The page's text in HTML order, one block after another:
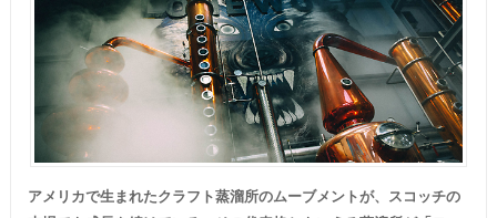
アメリカで生まれたクラフト蒸溜所のムーブメントが、スコッチの